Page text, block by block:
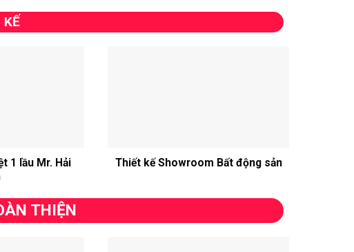
KẾ
1 lầu Mr. Hải
Thiết kế Showroom Bất động sản
THIỆN